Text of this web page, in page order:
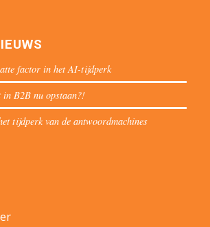
factor in het AI-tijdperk
in B2B nu opstaan?!
tijdperk van de antwoordmachines